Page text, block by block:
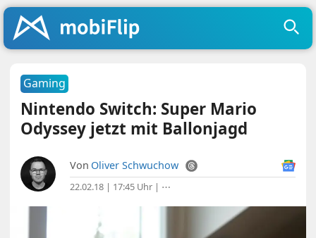
Gaming
Nintendo Switch: Super Mario
Odyssey jetzt mit Ballonjagd
Von Oliver Schwuchow
22.02.18 | 17:45 Uhr | ⋯